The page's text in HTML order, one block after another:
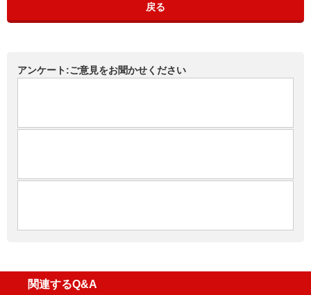
戻る
アンケート:ご意見をお聞かせください
関連するQ&A